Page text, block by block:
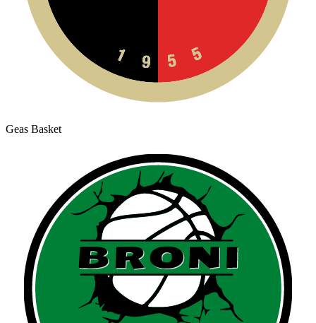
Geas Basket